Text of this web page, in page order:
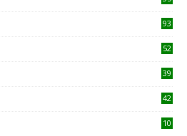
93
52
39
42
10